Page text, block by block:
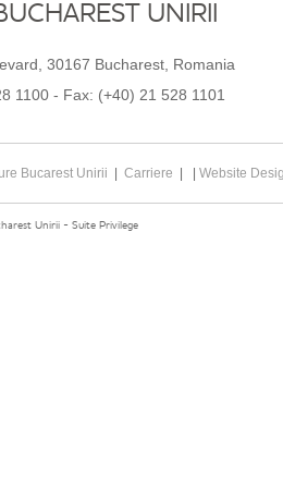
UNIRII
30167 Bucharest, Romania
1100- Fax: (+40) 21 528 1101
Bucarest Unirii Carriere Website
Unirii - Suite Privilege